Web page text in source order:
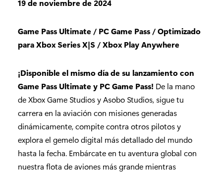
19 de noviembre de 2024
Game Pass Ultimate / PC Game Pass / Optimizado
para Xbox Series X|S / Xbox Play Anywhere
¡Disponible el mismo día de su lanzamiento con
Game Pass Ultimate y PC Game Pass! De la mano
de Xbox Game Studios y Asobo Studios, sigue tu
carrera en la aviación con misiones generadas
dinámicamente, compite contra otros pilotos y
explora el gemelo digital más detallado del mundo
hasta la fecha. Embárcate en tu aventura global con
nuestra flota de aviones más grande mientras